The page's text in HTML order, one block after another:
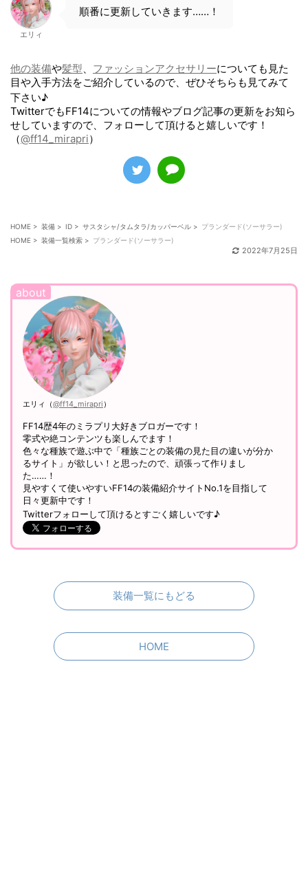
エリィ
順番に更新していきます……！
他の装備や髪型、 ファッションアクセサリーについても見た
目や入手方法をご紹介しているので、ぜひそちらも見てみて
下さい♪
TwitterでもFF14についての情報やブログ記事の更新をお知ら
せしていますので、フォローして頂けると嬉しいです！
（@ff14_mirapri）
HOME > 装備 > ID > サスタシャ/タムタラ/カッパーベル > プランダード(ソーサラー)
HOME > 装備一覧検索 > プランダード(ソーサラー)
2022年7月25日
エリィ（@ff14_mirapri）
FF14歴4年のミラプリ大好きブロガーです！
零式や絶コンテンツも楽しんでます！
色々な種族で遊ぶ中で「種族ごとの装備の見た目の違いが分か
るサイト」が欲しい！と思ったので、頑張って作りまし
た……！
見やすくて使いやすいFF14の装備紹介サイトNo.1を目指して
日々更新中です！
Twitterフォローして頂けるとすごく嬉しいです♪
装備一覧にもどる
HOME